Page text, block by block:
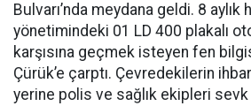
Bulvarı’nda meydana geldi. 8
yönetimindeki 01 LD 400 plakalı
karşısına geçmek isteyen fen
Çürük’e çarptı. Çevredekilerin
yerine polis ve sağlık ekipleri sevk